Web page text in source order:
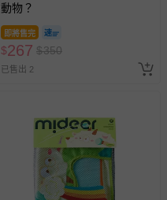
動物？
即將售完
$267 $350
已售出 2